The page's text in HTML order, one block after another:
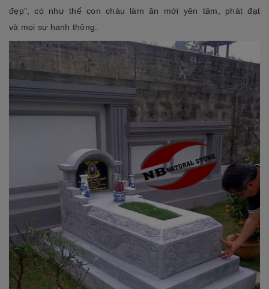
đẹp", có như thế con cháu làm ăn mới yên tâm, phát đạt
và mọi sự hanh thông.